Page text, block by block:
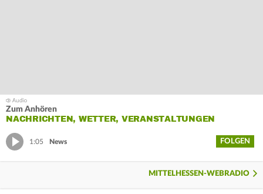
Zum Anhören
NACHRICHTEN, WETTER, VERANSTALTUNGEN
1:05 News FOLGEN
MITTELHESSEN-WEBRADIO